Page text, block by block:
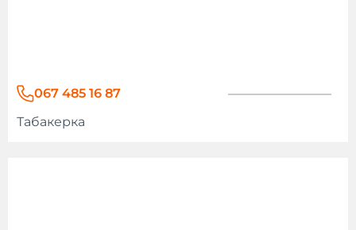
067 485 16 87
Табакерка